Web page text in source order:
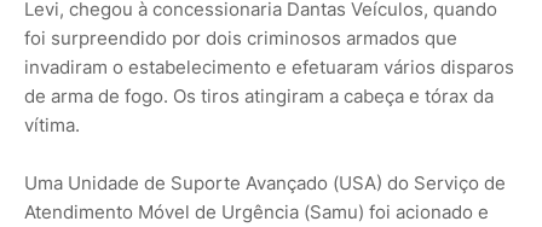
Levi, chegou à concessionaria Dantas Veículos, quando
foi surpreendido por dois criminosos armados que
invadiram o estabelecimento e efetuaram vários disparos
de arma de fogo. Os tiros atingiram a cabeça e tórax da
vítima.
Uma Unidade de Suporte Avançado (USA) do Serviço de
Atendimento Móvel de Urgência (Samu) foi acionado e